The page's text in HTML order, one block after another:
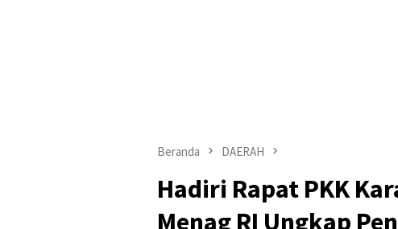
Beranda DAERAH
Hadiri Rapat PKK
Menag RI Ungkap